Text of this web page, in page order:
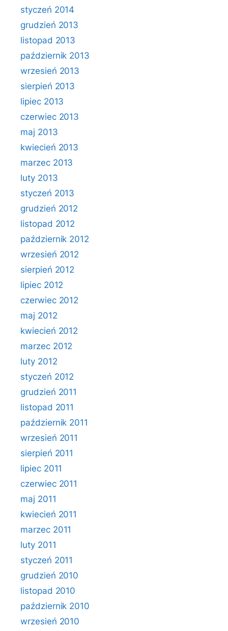
styczeń 2014
grudzień 2013
listopad 2013
październik 2013
wrzesień 2013
sierpień 2013
lipiec 2013
czerwiec 2013
maj 2013
kwiecień 2013
marzec 2013
luty 2013
styczeń 2013
grudzień 2012
listopad 2012
październik 2012
wrzesień 2012
sierpień 2012
lipiec 2012
czerwiec 2012
maj 2012
kwiecień 2012
marzec 2012
luty 2012
styczeń 2012
grudzień 2011
listopad 2011
październik 2011
wrzesień 2011
sierpień 2011
lipiec 2011
czerwiec 2011
maj 2011
kwiecień 2011
marzec 2011
luty 2011
styczeń 2011
grudzień 2010
listopad 2010
październik 2010
wrzesień 2010